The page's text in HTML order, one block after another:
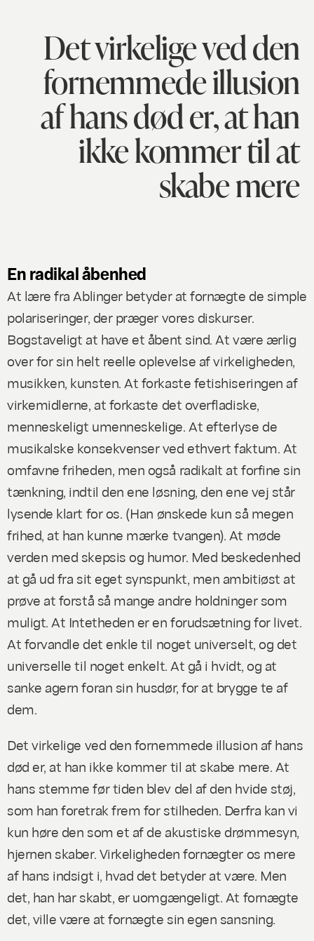
Det virkelige ved den
fornemmede illusion
af hans død er, at han
ikke kommer til at
skabe mere
En radikal åbenhed
At lære fra Ablinger betyder at fornægte de simple
polariseringer, der præger vores diskurser.
Bogstaveligt at have et åbent sind. At være ærlig
over for sin helt reelle oplevelse af virkeligheden,
musikken, kunsten. At forkaste fetishiseringen af
virkemidlerne, at forkaste det overfladiske,
menneskeligt umenneskelige. At efterlyse de
musikalske konsekvenser ved ethvert faktum. At
omfavne friheden, men også radikalt at forfine sin
tænkning, indtil den ene løsning, den ene vej står
lysende klart for os. (Han ønskede kun så megen
frihed, at han kunne mærke tvangen). At møde
verden med skepsis og humor. Med beskedenhed
at gå ud fra sit eget synspunkt, men ambitiøst at
prøve at forstå så mange andre holdninger som
muligt. At Intetheden er en forudsætning for livet.
At forvandle det enkle til noget universelt, og det
universelle til noget enkelt. At gå i hvidt, og at
sanke agern foran sin husdør, for at brygge te af
dem.
Det virkelige ved den fornemmede illusion af hans
død er, at han ikke kommer til at skabe mere. At
hans stemme før tiden blev del af den hvide støj,
som han foretrak frem for stilheden. Derfra kan vi
kun høre den som et af de akustiske drømmesyn,
hjernen skaber. Virkeligheden fornægter os mere
af hans indsigt i, hvad det betyder atvære. Men
det, han har skabt, er uomgængeligt. At fornægte
det, ville være at fornægte sin egen sansning.